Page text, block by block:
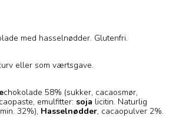
med hasselnødder. Glutenfri.
eller som værtsgave.
chokolade 58% (sukker, cacaosmør,
emulfitter: soja licitin. Naturlig
32%), Hasselnødder, cacaopulver 2%.